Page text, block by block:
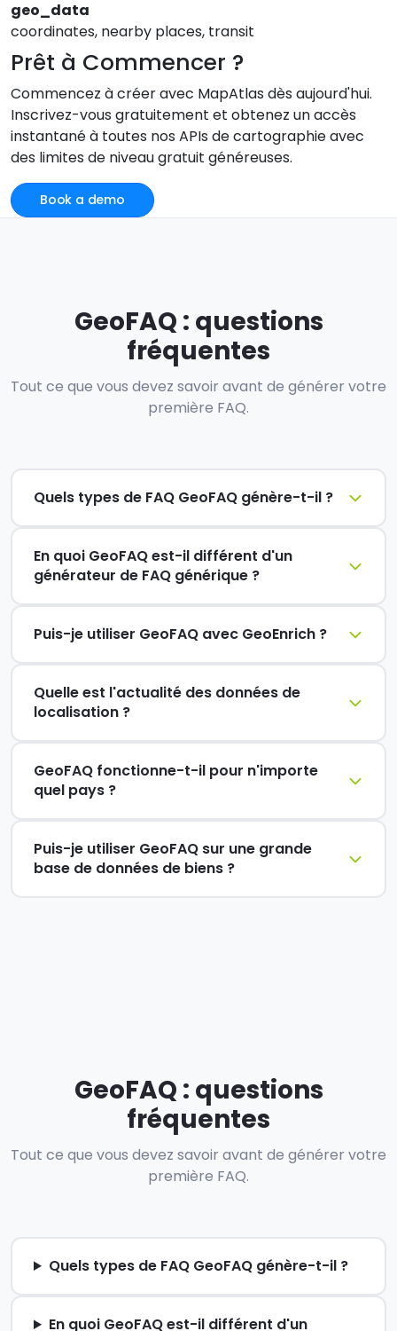
geo_data
coordinates, nearby places, transit
Prêt à Commencer ?
Commencez à créer avec MapAtlas dès aujourd'hui.
Inscrivez-vous gratuitement et obtenez un accès
instantané à toutes nos APIs de cartographie avec
des limites de niveau gratuit généreuses.
Book a demo
GeoFAQ : questions
fréquentes
Tout ce que vous devez savoir avant de générer votre
première FAQ.
Quels types de FAQ GeoFAQ génère-t-il ?
En quoi GeoFAQ est-il différent d'un
générateur de FAQ générique ?
Puis-je utiliser GeoFAQ avec GeoEnrich ?
Quelle est l'actualité des données de
localisation ?
GeoFAQ fonctionne-t-il pour n'importe
quel pays ?
Puis-je utiliser GeoFAQ sur une grande
base de données de biens ?
GeoFAQ : questions
fréquentes
Tout ce que vous devez savoir avant de générer votre
première FAQ.
Quels types de FAQ GeoFAQ génère-t-il ?
En quoi GeoFAQ est-il différent d'un